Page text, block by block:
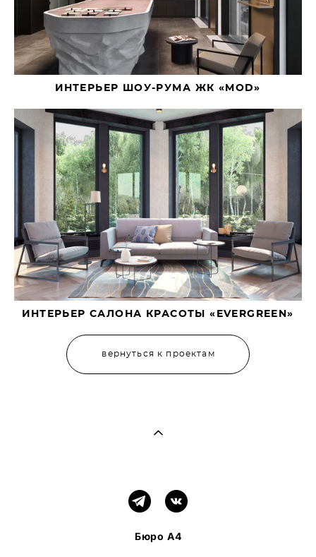
ИНТЕРЬЕР ШОУ-РУМА ЖК «MOD»
ИНТЕРЬЕР САЛОНА КРАСОТЫ «EVERGREEN»
вернуться к проектам
Бюро А4